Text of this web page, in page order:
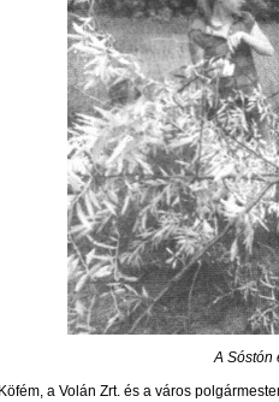
A Sóstón
a Volán Zrt. és a város